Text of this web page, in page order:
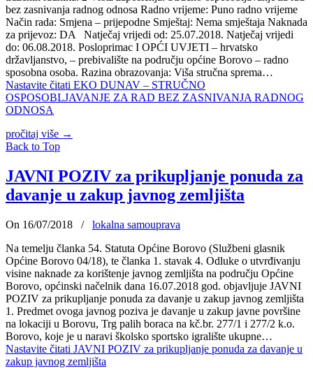
bez zasnivanja radnog odnosa Radno vrijeme: Puno radno vrijeme
Način rada: Smjena – prijepodne Smještaj: Nema smještaja Naknada
za prijevoz: DA Natječaj vrijedi od: 25.07.2018. Natječaj vrijedi
do: 06.08.2018. Posloprimac I OPĆI UVJETI – hrvatsko
državljanstvo, – prebivalište na području općine Borovo – radno
sposobna osoba. Razina obrazovanja: Viša stručna sprema…
Nastavite čitati EKO DUNAV – STRUČNO
OSPOSOBLJAVANJE ZA RAD BEZ ZASNIVANJA RADNOG
ODNOSA
pročitaj više →
Back to Top
JAVNI POZIV za prikupljanje ponuda za
davanje u zakup javnog zemljišta
On 16/07/2018 /
lokalna samouprava
Na temelju članka 54. Statuta Općine Borovo (Službeni glasnik
Općine Borovo 04/18), te članka 1. stavak 4. Odluke o utvrđivanju
visine naknade za korištenje javnog zemljišta na području Općine
Borovo, općinski načelnik dana 16.07.2018 god. objavljuje JAVNI
POZIV za prikupljanje ponuda za davanje u zakup javnog zemljišta
1. Predmet ovoga javnog poziva je davanje u zakup javne površine
na lokaciji u Borovu, Trg palih boraca na kč.br. 277/1 i 277/2 k.o.
Borovo, koje je u naravi školsko sportsko igralište ukupne…
Nastavite čitati JAVNI POZIV za prikupljanje ponuda za davanje u
zakup javnog zemljišta